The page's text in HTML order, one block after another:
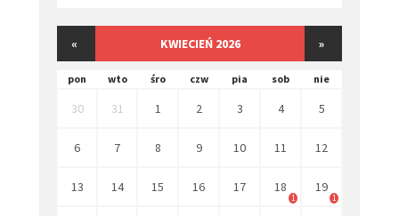
« KWIECIEŃ 2026 »
pon wto śro czw pia sob nie
30 31 1 2 3 4 5
6 7 8 9 10 11 12
13 14 15 16 17 18
1
19
1